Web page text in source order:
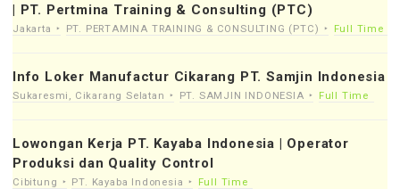
| PT. Pertmina Training & Consulting (PTC)
Jakarta PT. PERTAMINA TRAINING & CONSULTING (PTC) Full Time
Info Loker Manufactur Cikarang PT. Samjin Indonesia
Sukaresmi, Cikarang Selatan PT. SAMJIN INDONESIA Full Time
Lowongan Kerja PT. Kayaba Indonesia | Operator
Produksi dan Quality Control
Cibitung PT. Kayaba Indonesia Full Time